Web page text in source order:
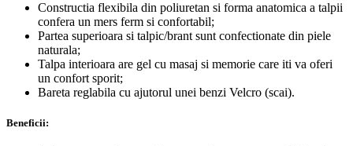
Constructia flexibila din poliuretan si forma anatomica a talpii
confera un mers ferm si confortabil;
Partea superioara si talpic/brant sunt confectionate din piele
naturala;
Talpa interioara are gel cu masaj si memorie care iti va oferi
un confort sporit;
Bareta reglabila cu ajutorul unei benzi Velcro (scai).
Beneficii: